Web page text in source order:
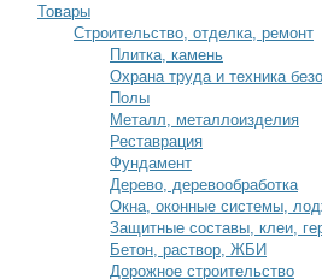
Товары
Строительство, отделка, ремонт
Плитка, камень
Охрана труда и техника
Полы
Металл, металлоизделия
Реставрация
Фундамент
Дерево, деревообработка
Окна, оконные системы,
Защитные составы, клеи,
Бетон, раствор, ЖБИ
Дорожное строительство